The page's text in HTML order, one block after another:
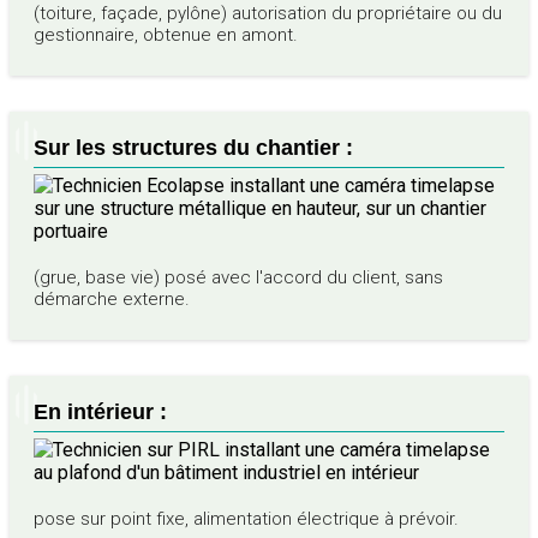
(toiture, façade, pylône) autorisation du propriétaire ou du
gestionnaire, obtenue en amont.
Sur les structures du chantier :
(grue, base vie) posé avec l'accord du client, sans
démarche externe.
En intérieur :
pose sur point fixe, alimentation électrique à prévoir.